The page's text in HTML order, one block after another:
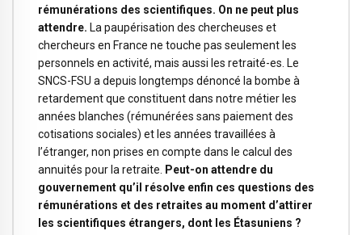
rémunérations des scientifiques. On ne peut plus
attendre. La paupérisation des chercheuses et
chercheurs en France ne touche pas seulement les
personnels en activité, mais aussi les retraité-es. Le
SNCS-FSU a depuis longtemps dénoncé la bombe à
retardement que constituent dans notre métier les
années blanches (rémunérées sans paiement des
cotisations sociales) et les années travaillées à
l’étranger, non prises en compte dans le calcul des
annuités pour la retraite.
Peut-on attendre du
gouvernement qu’il résolve enfin ces questions des
rémunérations et des retraites au moment d’attirer
les scientifiques étrangers, dont les Étasuniens ?